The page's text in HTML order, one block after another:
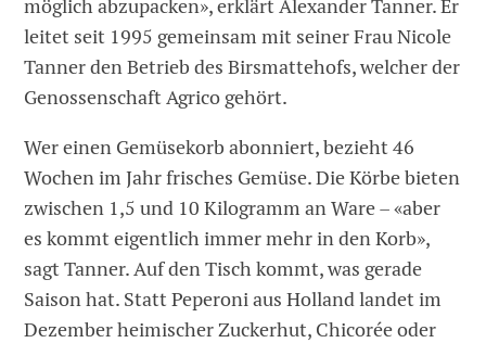
möglich abzupacken», erklärt Alexander Tanner. Er
leitet seit 1995 gemeinsam mit seiner Frau Nicole
Tanner den Betrieb des Birsmattehofs, welcher der
Genossenschaft Agrico gehört.
Wer einen Gemüsekorb abonniert, bezieht 46
Wochen im Jahr frisches Gemüse. Die Körbe bieten
zwischen 1,5 und 10 Kilogramm an Ware – «aber
es kommt eigentlich immer mehr in den Korb»,
sagt Tanner. Auf den Tisch kommt, was gerade
Saison hat. Statt Peperoni aus Holland landet im
Dezember heimischer Zuckerhut, Chicorée oder